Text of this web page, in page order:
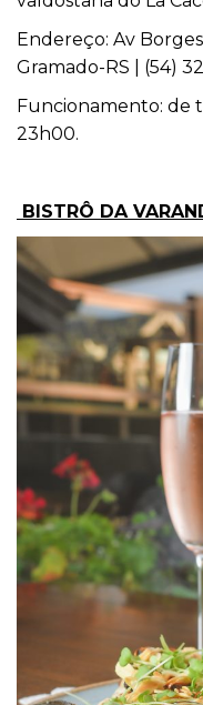
Endereço: Av
Gramado-RS | (54)
Funcionamento: de
23h00.
BISTRÔ DA